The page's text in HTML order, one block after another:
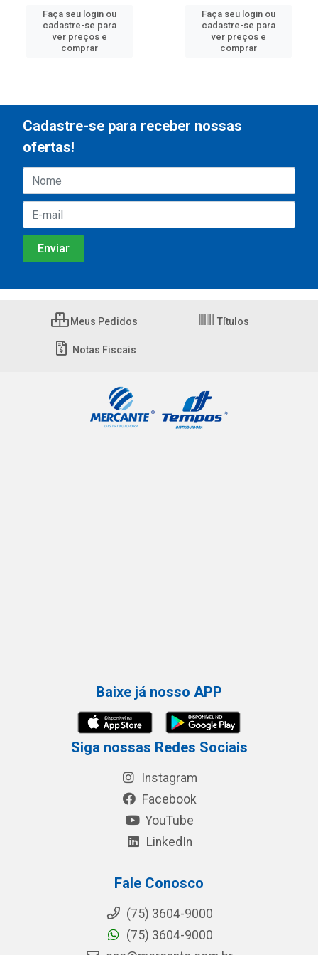
Faça seu login ou
cadastre-se para
ver preços e
comprar
Faça seu login ou
cadastre-se para
ver preços e
comprar
Cadastre-se para receber nossas
ofertas!
Meus Pedidos Títulos
Notas Fiscais
Baixe já nosso APP
Siga nossas Redes Sociais
Instagram
Facebook
YouTube
LinkedIn
Fale Conosco
(75) 3604-9000
(75) 3604-9000